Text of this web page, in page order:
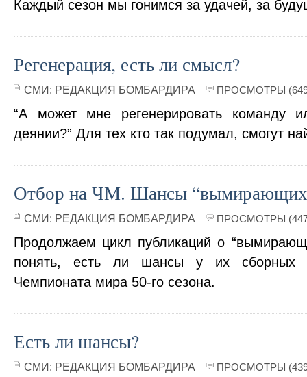
Каждый сезон мы гонимся за удачей, за
Регенерация, есть ли смысл?
СМИ: РЕДАКЦИЯ БОМБАРДИРА ПРОСМОТРЫ
“А может мне регенерировать команду
деянии?” Для тех кто так подумал, смогут
Отбор на ЧМ. Шансы
СМИ: РЕДАКЦИЯ БОМБАРДИРА ПРОСМОТРЫ
Продолжаем цикл публикаций о
понять, есть ли шансы у их сборных
Чемпионата мира 50-го сезона.
Есть ли шансы?
СМИ: РЕДАКЦИЯ БОМБАРДИРА ПРОСМОТРЫ